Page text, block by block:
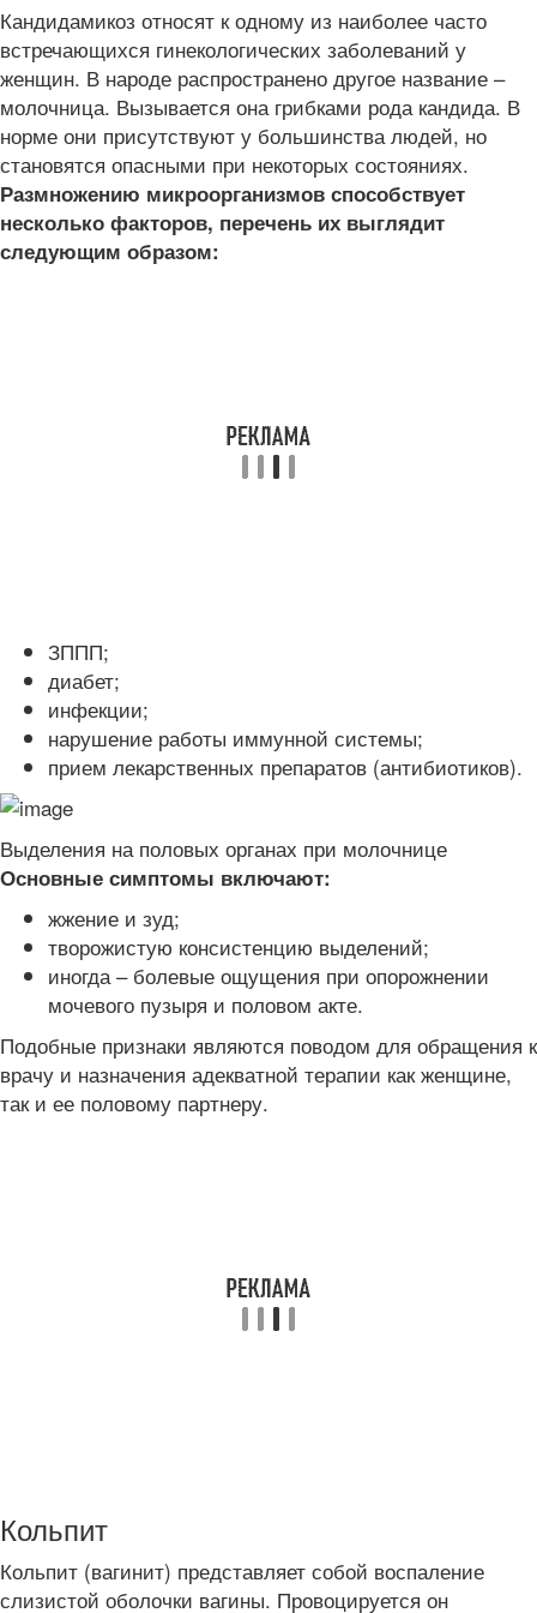
Кандидамикоз относят к одному из наиболее часто
встречающихся гинекологических заболеваний у
женщин. В народе распространено другое название –
молочница. Вызывается она грибками рода кандида. В
норме они присутствуют у большинства людей, но
становятся опасными при некоторых состояниях.
Размножению микроорганизмов способствует
несколько факторов, перечень их выглядит
следующим образом:
ЗППП;
диабет;
инфекции;
нарушение работы иммунной системы;
прием лекарственных препаратов (антибиотиков).
Выделения на половых органах при молочнице
Основные симптомы включают:
жжение и зуд;
творожистую консистенцию выделений;
иногда – болевые ощущения при опорожнении
мочевого пузыря и половом акте.
Подобные признаки являются поводом для обращения к
врачу и назначения адекватной терапии как женщине,
так и ее половому партнеру.
Кольпит
Кольпит (вагинит) представляет собой воспаление
слизистой оболочки вагины. Провоцируется он